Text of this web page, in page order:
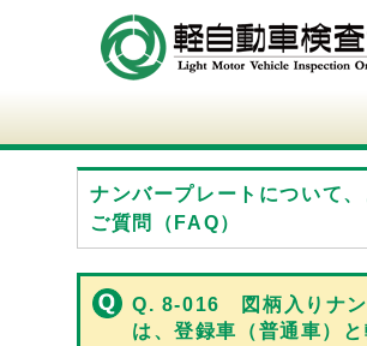
ナンバープレートについて
ご質問（FAQ）
Q. 8-016 図柄入りナ
は、登録車（普通車）